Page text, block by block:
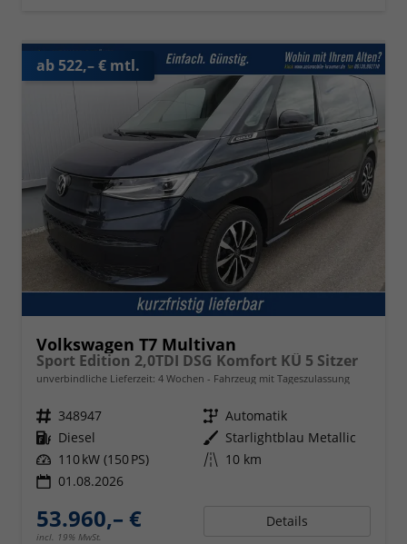
ab 522,– € mtl.
Volkswagen T7 Multivan
Sport Edition 2,0TDI DSG Komfort KÜ 5 Sitzer
unverbindliche Lieferzeit: 4 Wochen Fahrzeug mit Tageszulassung
Fahrzeugnr. 348947 Getriebe Automatik
Kraftstoff Diesel Außenfarbe Starlightblau Metallic
Leistung 110 kW (150 PS) Kilometerstand 10 km
01.08.2026
53.960,– €
incl. 19% MwSt.
Details